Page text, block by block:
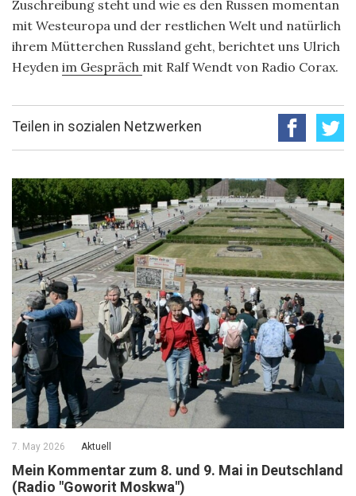
Zuschreibung steht und wie es den Russen momentan
mit Westeuropa und der restlichen Welt und natürlich
ihrem Mütterchen Russland geht, berichtet uns Ulrich
Heyden im Gespräch mit Ralf Wendt von Radio Corax.
Teilen in sozialen Netzwerken
7. May 2026 Aktuell
Mein Kommentar zum 8. und 9. Mai in Deutschland
(Radio "Goworit Moskwa")